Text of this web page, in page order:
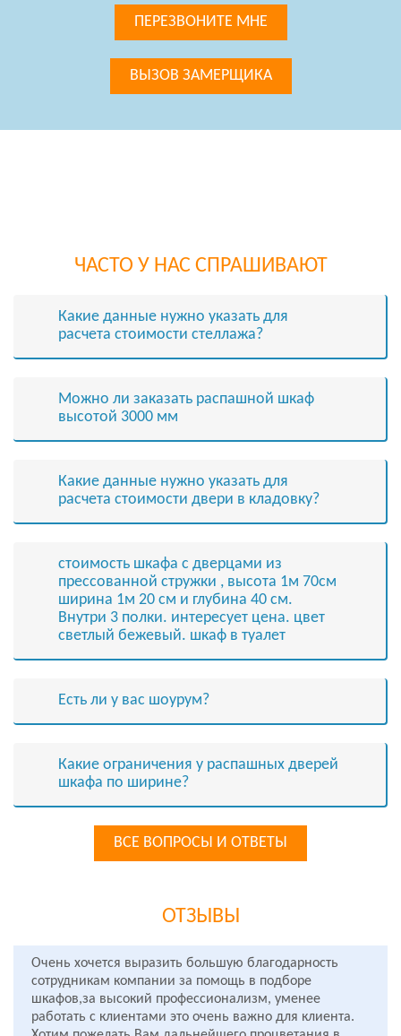
ПЕРЕЗВОНИТЕ МНЕ
ВЫЗОВ ЗАМЕРЩИКА
ЧАСТО У НАС СПРАШИВАЮТ
Какие данные нужно указать для
расчета стоимости cтеллажа?
Можно ли заказать распашной шкаф
высотой 3000 мм
Какие данные нужно указать для
расчета стоимости двери в кладовку?
стоимость шкафа с дверцами из
прессованной стружки , высота 1м 70см
ширина 1м 20 см и глубина 40 см.
Внутри 3 полки. интересует цена. цвет
светлый бежевый. шкаф в туалет
Есть ли у вас шоурум?
Какие ограничения у распашных дверей
шкафа по ширине?
ВСЕ ВОПРОСЫ И ОТВЕТЫ
ОТЗЫВЫ
Очень хочется выразить большую благодарность
сотрудникам компании за помощь в подборе
шкафов,за высокий профессионализм, уменее
работать с клиентами это очень важно для клиента.